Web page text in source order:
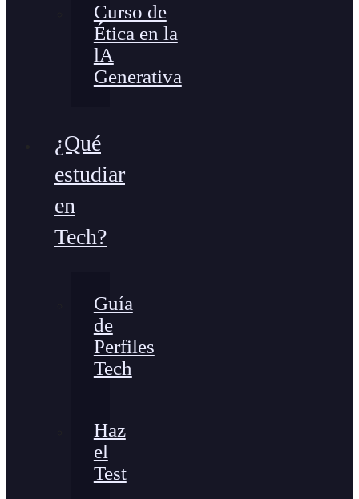
Curso de
Ética en la
lA
Generativa
¿Qué
estudiar
en
Tech?
Guía
de
Perfiles
Tech
Haz
el
Test